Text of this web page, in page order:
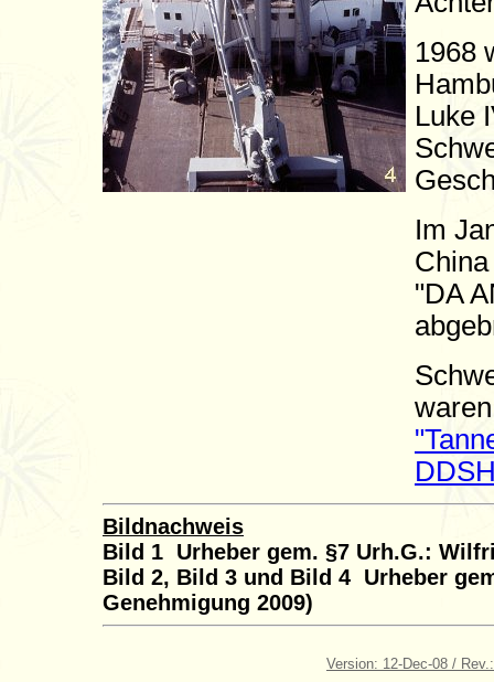
1968
Luke
Im
"DA
Bildnachweis
Bild 1 Urheber gem. §7 Urh.G.:
Bild 2, Bild 3 und Bild 4 Urheber
Genehmigung 2009)
Version: 12-Dec-08 /